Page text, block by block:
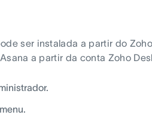
ser instalada a partir do
a partir da conta Zoho